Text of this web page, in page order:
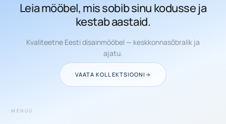
Leia mööbel, mis sobib sinu kodusse ja
kestab aastaid.
Kvaliteetne Eesti disainmööbel — keskkonnasõbralik ja
ajatu.
VAATA KOLLEKTSIOONI
MENÜÜ